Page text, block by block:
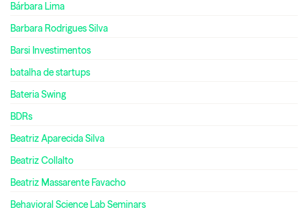
Bárbara Lima
Barbara Rodrigues Silva
Barsi Investimentos
batalha de startups
Bateria Swing
BDRs
Beatriz Aparecida Silva
Beatriz Collalto
Beatriz Massarente Favacho
Behavioral Science Lab Seminars